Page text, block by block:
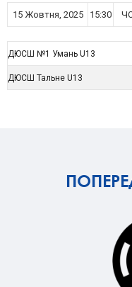
15 Жовтня, 2025 15:30
ДЮСШ №1 Умань U13
ДЮСШ Тальне U13